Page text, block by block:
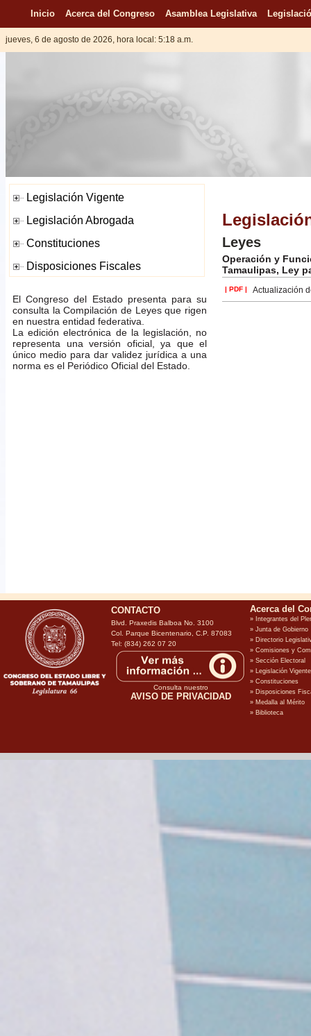
Inicio Acerca del Congreso Asamblea Legislativa
jueves, 6 de agosto de 2026, hora local: 5:18 a.m.
El Congreso del Estado presenta para su
consulta la Compilación de Leyes que rigen
en nuestra entidad federativa.
La edición electrónica de la legislación, no
representa una versión oficial, ya que el
único medio para dar validez jurídica a una
norma es el Periódico Oficial del Estado.
Leyes
Operación y
Tamaulipas, Ley
| PDF | Actualización
CONTACTO
Blvd. Praxedis Balboa No. 3100
Col. Parque Bicentenario, C.P. 87083
Tel: (834) 262 07 20
Consulta nuestro
AVISO DE PRIVACIDAD